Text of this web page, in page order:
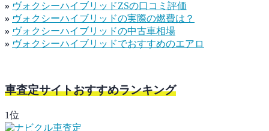
» ヴォクシーハイブリッドZSの口コミ評価
» ヴォクシーハイブリッドの実際の燃費は？
» ヴォクシーハイブリッドの中古車相場
» ヴォクシーハイブリッドでおすすめのエアロ
車査定サイトおすすめランキング
1位